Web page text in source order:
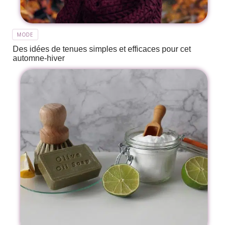
MODE
Des idées de tenues simples et efficaces pour cet
automne-hiver